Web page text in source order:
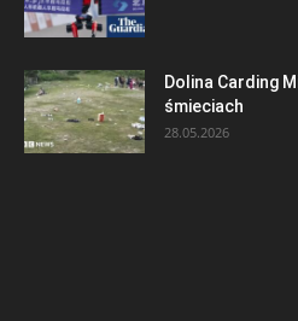
Dolina Carding
śmieciach
28.05.2026